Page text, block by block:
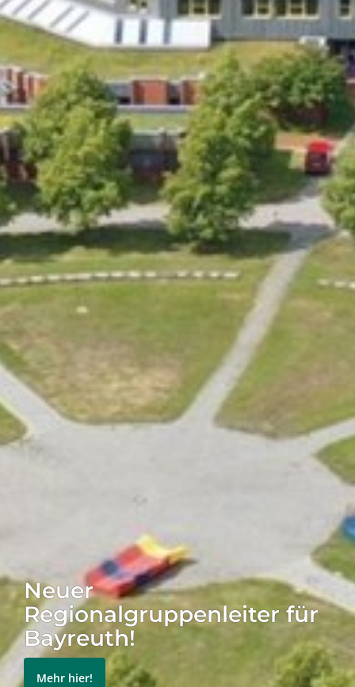
Jetzt Mitglied werden!
und als Student*in oder Absolvent*in von
den Vorteilen unseres Netzwerks
profitieren...